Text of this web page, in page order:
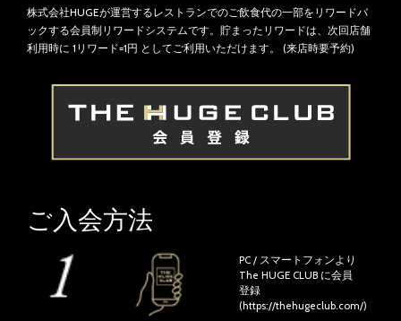
株式会社HUGEが運営するレストランでのご飲食代の一部をリワードバ
ックする会員制リワードシステムです。貯まったリワードは、次回店舗
利用時に 1リワード=1円 としてご利用いただけます。
(来店時要予約)
ご入会方法
PC / スマートフォンより
The HUGE CLUB に会員
登録
(https://thehugeclub.com/)